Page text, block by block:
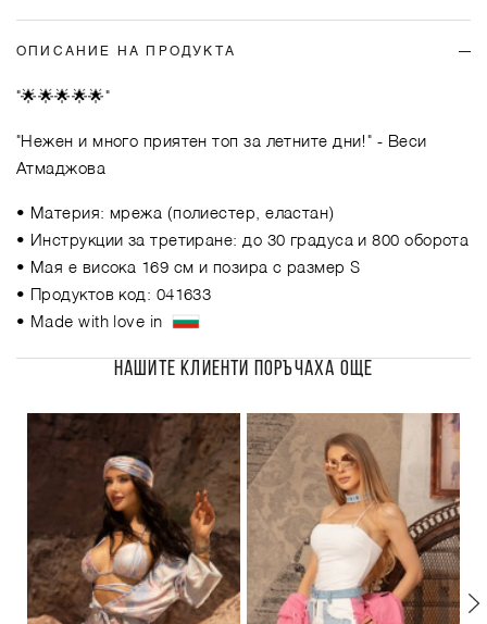
ОПИСАНИЕ НА ПРОДУКТА
"🌟🌟🌟🌟🌟"
"Нежен и много приятен топ за летните дни!" - Веси
Атмаджова
• Материя: мрежа (полиестер, еластан)
• Инструкции за третиране: до 30 градуса и 800 оборота
• Мая е висока 169 см и позира с размер S
• Продуктов код: 041633
• Made with love in
НАШИТЕ КЛИЕНТИ ПОРЪЧАХА ОЩЕ